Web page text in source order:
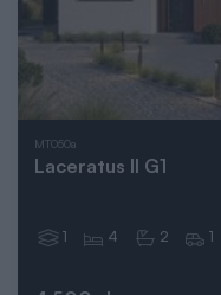
MT050a
Laceratus II G1
1 4 2 1